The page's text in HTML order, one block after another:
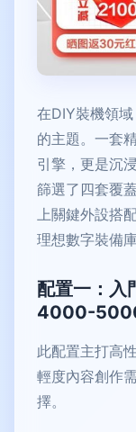
在DIY裝機領
的主題。一套
引擎，更是沉
篩選了四套覆
上關鍵外設搭
理想數字裝備庫
配置一：入
4000-
此配置主打高
輕度內容創作
擇。